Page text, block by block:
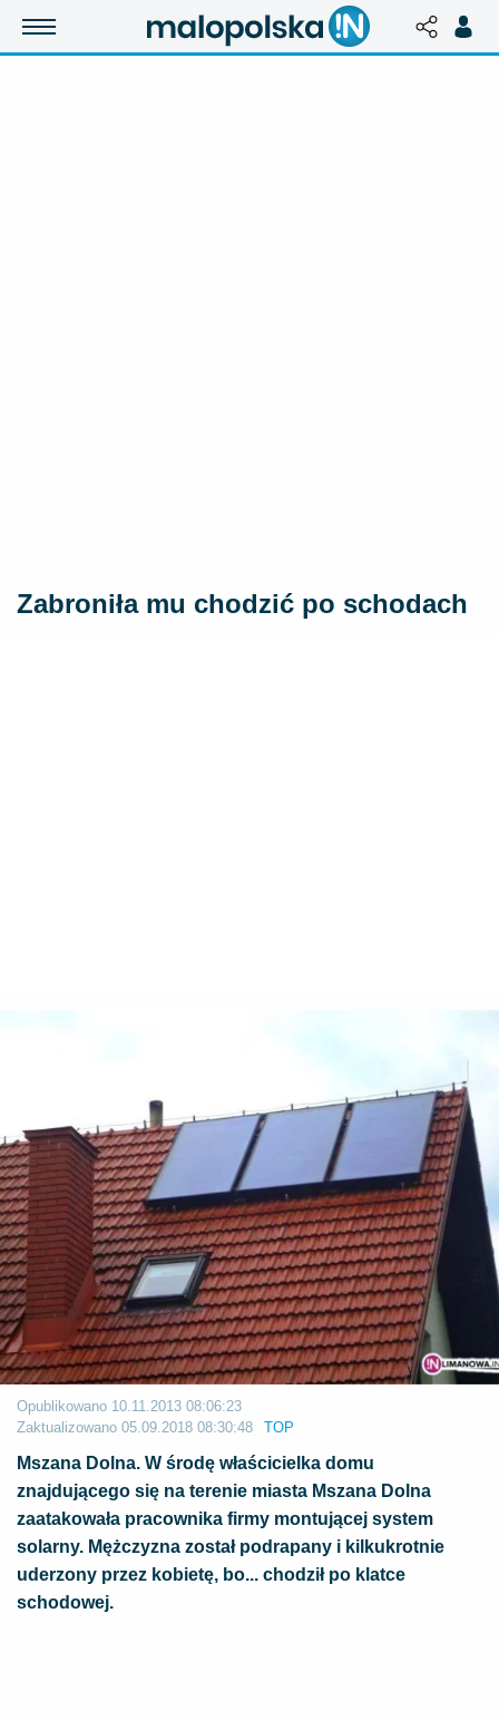
Zabroniła mu chodzić po schodach
Opublikowano 10.11.2013 08:06:23
Zaktualizowano 05.09.2018 08:30:48 TOP
Mszana Dolna. W środę właścicielka domu
znajdującego się na terenie miasta Mszana Dolna
zaatakowała pracownika firmy montującej system
solarny. Mężczyzna został podrapany i kilkukrotnie
uderzony przez kobietę, bo... chodził po klatce
schodowej.